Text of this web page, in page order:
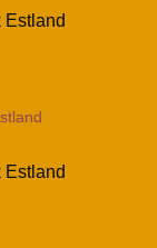
Estland
Estland